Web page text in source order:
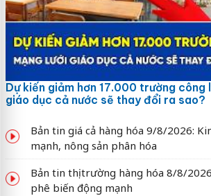
Dự kiến giảm hơn 17.000 trường công
giáo dục cả nước sẽ thay đổi ra sao?
Bản tin giá cả hàng hóa 9/8/2026:
mạnh, nông sản phân hóa
Bản tin thị trường hàng hóa 8/8/
phê biến động mạnh